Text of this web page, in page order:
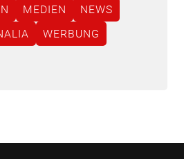
MEDIEN
NEWS
WERBUNG